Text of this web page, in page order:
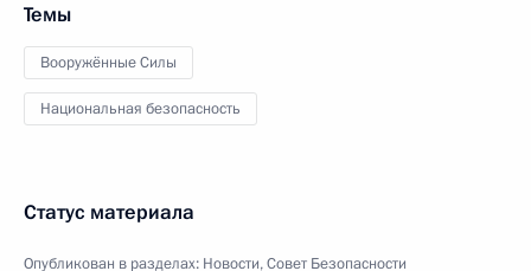
Темы
Вооружённые Силы
Национальная безопасность
Статус материала
Опубликован в разделах: Новости,Совет Безопасности